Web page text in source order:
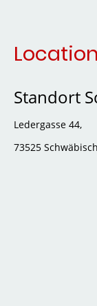
Location
Standort
Ledergasse 44,
73525